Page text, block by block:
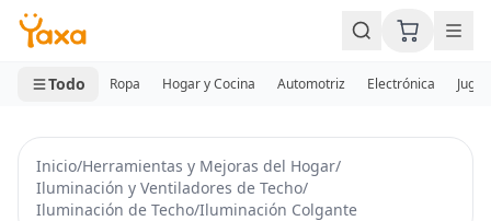
MINI CARRITO
0 productos
Todo Ropa Hogar y Cocina Automotriz Electrónica
Inicio/Herramientas y Mejoras del Hogar/
Iluminación y Ventiladores de Techo/
Iluminación de Techo/Iluminación Colgante